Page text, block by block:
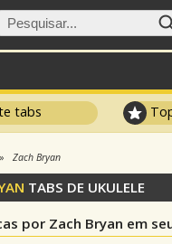
tabs
Zach Bryan
TABS DE UKULELE
por Zach Bryan em